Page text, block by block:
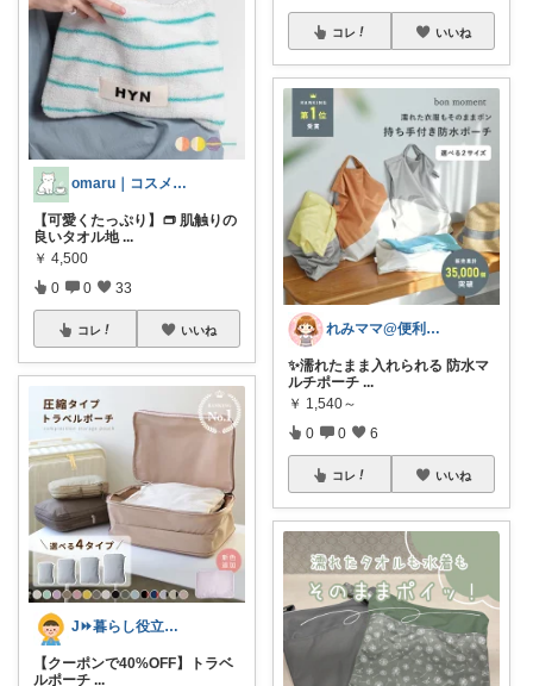
omaru｜コスメと大人女子の暮らし
【可愛くたっぷり】👝 肌触りの
良いタオル地 ...
￥ 4,500
0 0 33
コレ いいね
J⏩暮らし役立つアイテム&防災備蓄
【クーポンで40%OFF】トラベ
ルポーチ ...
コレ いいね
れみママ@便利雑貨¸¸kids
✨濡れたまま入れられる 防水マ
ルチポーチ ...
￥ 1,540～
0 0 6
コレ いいね